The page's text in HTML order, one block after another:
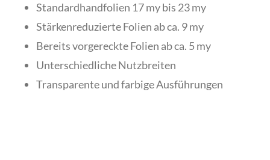
Standardhandfolien 17 my bis 23 my
Stärkenreduzierte Folien ab ca. 9 my
Bereits vorgereckte Folien ab ca. 5 my
Unterschiedliche Nutzbreiten
Transparente und farbige Ausführungen